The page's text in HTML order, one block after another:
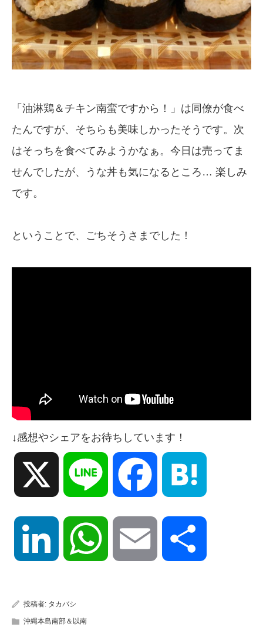
「油淋鶏＆チキン南蛮ですから！」は同僚が食べ
たんですが、そちらも美味しかったそうです。次
はそっちを食べてみようかなぁ。今日は売ってま
せんでしたが、うな丼も気になるところ… 楽しみ
です。
ということで、ごちそうさまでした！
↓感想やシェアをお待ちしています！
Line Facebook
LinkedIn WhatsApp Email
投稿者: タカバシ
沖縄本島南部＆以南